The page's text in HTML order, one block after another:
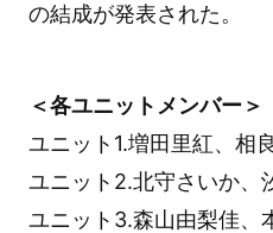
の結成が発表された。
＜各ユニットメンバー＞
ユニット1.増田里紅、相
ユニット2.北守さいか、
ユニット3.森山由梨佳、